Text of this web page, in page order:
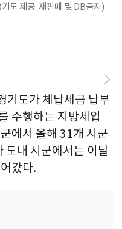
도 제공. 재판매 및 DB금지)
기도가 체납세금 납부
수행하는 지방세입
에서 올해 31개 시군
도내 시군에서는 이달
갔다.